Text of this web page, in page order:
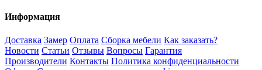
Информация
Доставка Замер Оплата Сборка мебели Как заказать?
Новости Статьи Отзывы Вопросы Гарантия
Производители Контакты Политика конфиденциальности